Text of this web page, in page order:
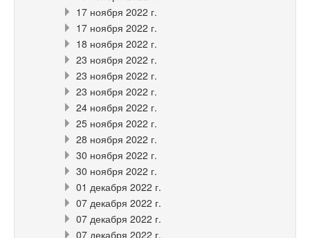
17 ноября 2022 г.
17 ноября 2022 г.
18 ноября 2022 г.
23 ноября 2022 г.
23 ноября 2022 г.
23 ноября 2022 г.
24 ноября 2022 г.
25 ноября 2022 г.
28 ноября 2022 г.
30 ноября 2022 г.
30 ноября 2022 г.
01 декабря 2022 г.
07 декабря 2022 г.
07 декабря 2022 г.
07 декабря 2022 г.